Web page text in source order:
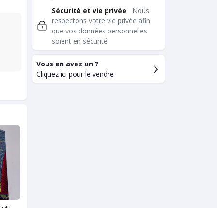
Sécurité et vie privée
Nous
respectons votre vie privée afin
que vos données personnelles
soient en sécurité.
Vous en avez un ?
Cliquez ici pour le vendre